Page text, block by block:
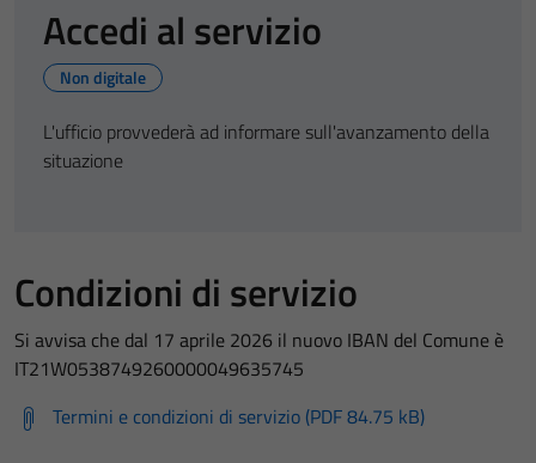
Accedi al servizio
Non digitale
L'ufficio provvederà ad informare sull'avanzamento della
situazione
Condizioni di servizio
Si avvisa che dal 17 aprile 2026 il nuovo IBAN del Comune è
IT21W0538749260000049635745
Termini e condizioni di servizio (PDF 84.75 kB)